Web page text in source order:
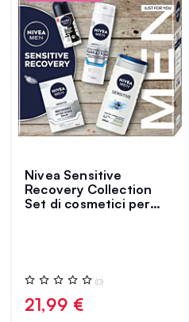
Nivea Sensitive
Recovery Collection
Set di cosmetici per
Valutazione:
0%
(0)
21,99 €